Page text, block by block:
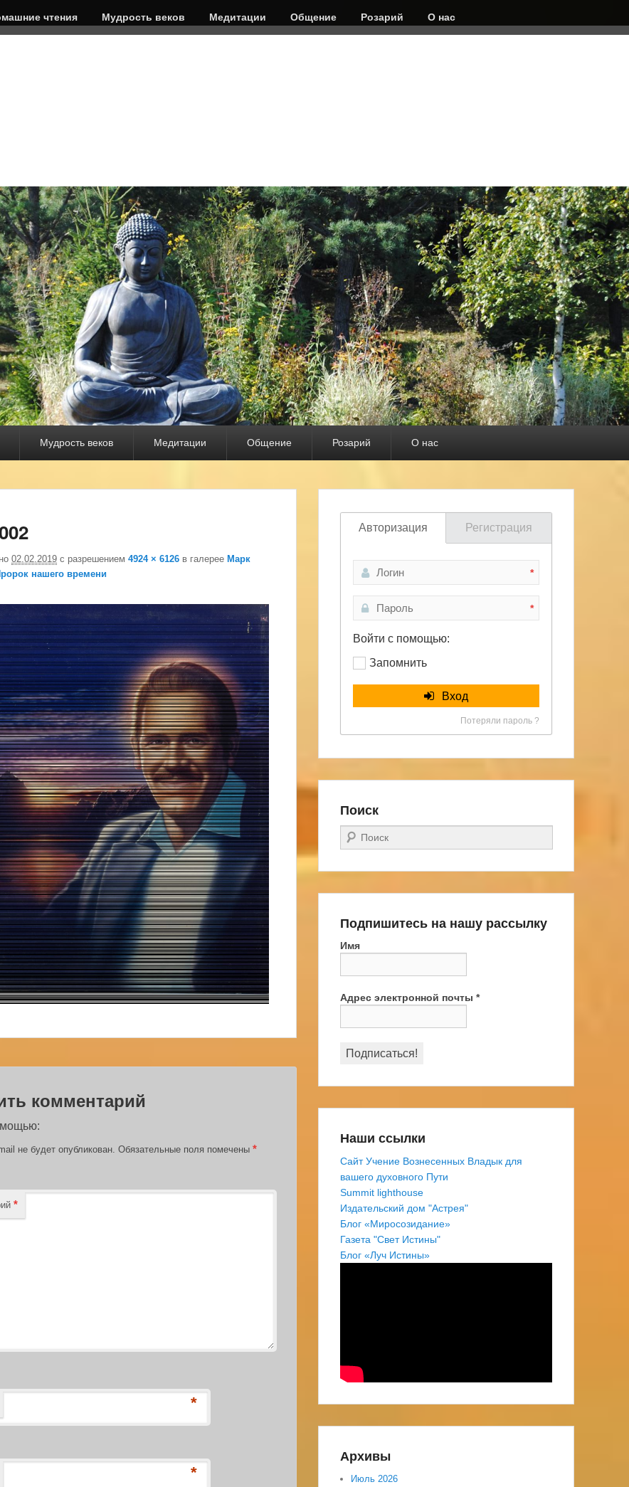
чтения Мудрость веков Медитации Общение Розарий О нас
Мудрость веков Медитации Общение Розарий О нас
Навигация по
02.02.2019 с разрешением 4924 × 6126 в галерее Марк
нашего времени
комментарий
не будет опубликован. Обязательные поля помечены *
*
*
*
Авторизация Регистрация
*
*
Войти с помощью:
Запомнить
Вход
Потеряли пароль ?
Поиск
Поиск
Подпишитесь на нашу рассылку
Имя
Адрес электронной почты *
Наши ссылки
Сайт Учение Вознесенных Владык для
вашего духовного Пути
Summit lighthouse
Издательский дом "Астрея"
Блог «Миросозидание»
Газета "Свет Истины"
Блог «Луч Истины»
Архивы
Июль 2026